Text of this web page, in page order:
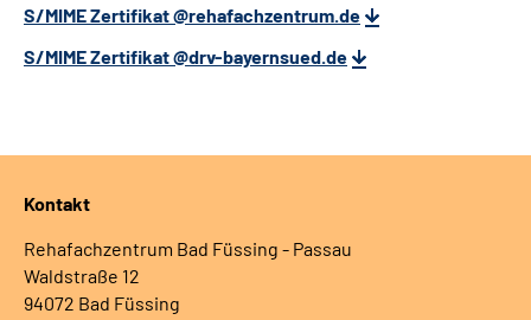
S/MIME Zertifikat @rehafachzentrum.de
S/MIME Zertifikat @drv-bayernsued.de
Kontakt
Rehafachzentrum Bad Füssing - Passau
Waldstraße 12
94072 Bad Füssing